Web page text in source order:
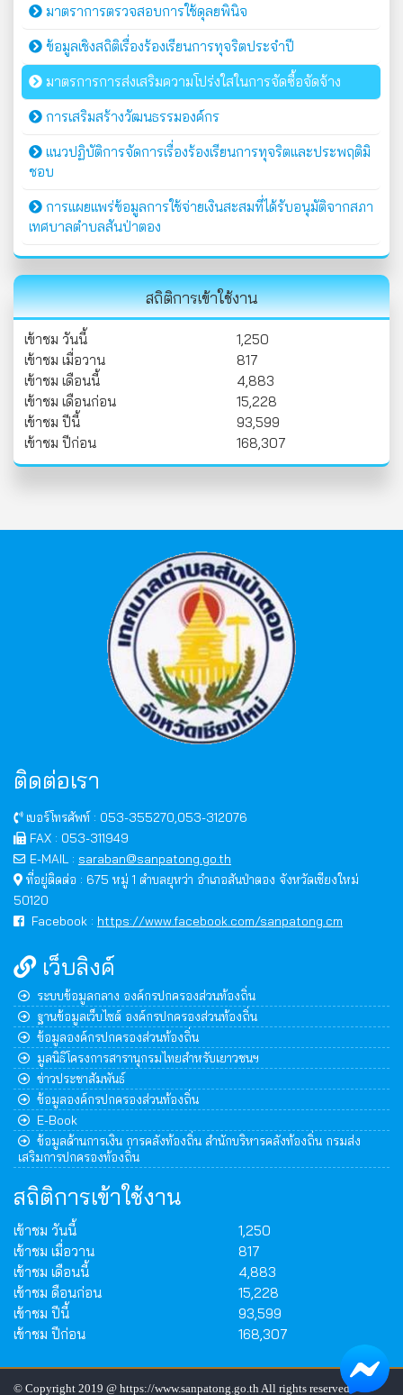
มาตราการตรวจสอบการใช้ดุลยพินิจ
ข้อมูลเชิงสถิติเรื่องร้องเรียนการทุจริตประจำปี
มาตรการการส่งเสริมความโปร่งใสในการจัดซื้อจัดจ้าง
การเสริมสร้างวัฒนธรรมองค์กร
แนวปฏิบัติการจัดการเรื่องร้องเรียนการทุจริตและประพฤติมิ
ชอบ
การแผยแพร่ข้อมูลการใช้จ่ายเงินสะสมที่ได้รับอนุมัติจากสภา
เทศบาลตำบลสันป่าตอง
สถิติการเข้าใช้งาน
เข้าชม วันนี้
1,250
เข้าชม เมื่อวาน
817
เข้าชม เดือนนี้
4,883
เข้าชม เดือนก่อน
15,228
เข้าชม ปีนี้
93,599
เข้าชม ปีก่อน
168,307
ติดต่อเรา
เบอร์โทรศัพท์ : 053-355270,053-312076
FAX : 053-311949
E-MAIL : saraban@sanpatong.go.th
ที่อยู่ติดต่อ : 675 หมู่ 1 ตำบลยุหว่า อำเภอสันป่าตอง จังหวัดเชียงใหม่
50120
Facebook : https://www.facebook.com/sanpatong.cm
เว็บลิงค์
ระบบข้อมูลกลาง องค์กรปกครองส่วนท้องถิ่น
ฐานข้อมูลเว็บไซต์ องค์กรปกครองส่วนท้องถิ่น
ข้อมูลองค์กรปกครองส่วนท้องถิ่น
มูลนิธิโครงการสารานุกรมไทยสำหรับเยาวชนฯ
ข่าวประชาสัมพันธ์
ข้อมูลองค์กรปกครองส่วนท้องถิ่น
E-Book
ข้อมูลด้านการเงิน การคลังท้องถิ่น สำนักบริหารคลังท้องถิ่น กรมส่ง
เสริมการปกครองท้องถิ่น
สถิติการเข้าใช้งาน
เข้าชม วันนี้
1,250
เข้าชม เมื่อวาน
817
เข้าชม เดือนนี้
4,883
เข้าชม ดือนก่อน
15,228
เข้าชม ปีนี้
93,599
เข้าชม ปีก่อน
168,307
© Copyright 2019 @ https://www.sanpatong.go.th All rights reserved